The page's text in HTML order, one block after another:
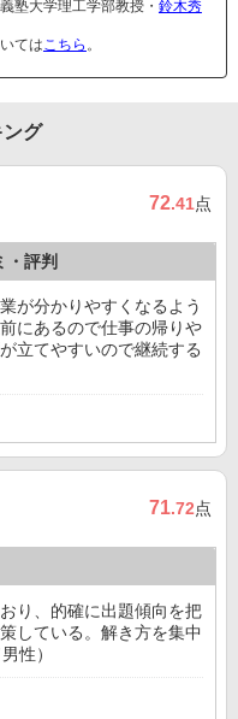
塾大学理工学部教授・ 鈴木秀
てはこちら 。
グ
72.41点
・評判
が分かりやすくなるよう
にあるので仕事の帰りや
立てやすいので継続する
71.72点
り、的確に出題傾向を把
している。解き方を集中
性）